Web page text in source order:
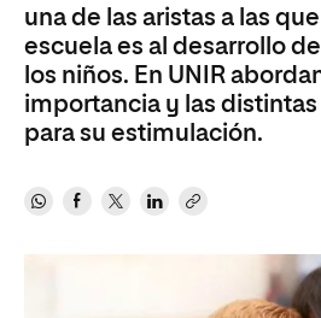
una de las aristas a las
escuela es al desarrollo
los niños. En UNIR
importancia y las
para su estimulación.